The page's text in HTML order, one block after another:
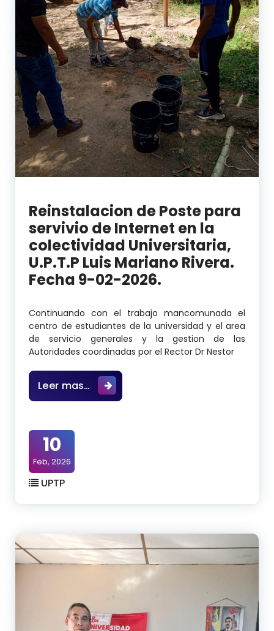
Reinstalacion de Poste para
servivio de Internet en la
colectividad Universitaria,
U.P.T.P Luis Mariano Rivera.
Fecha 9-02-2026.
Continuando con el trabajo mancomunada el
centro de estudiantes de la universidad y el area
de servicio generales y la gestion de las
Autoridades coordinadas por el Rector Dr Nestor
Leer mas… Reinstalacion de Poste para
10
Feb, 2026
UPTP